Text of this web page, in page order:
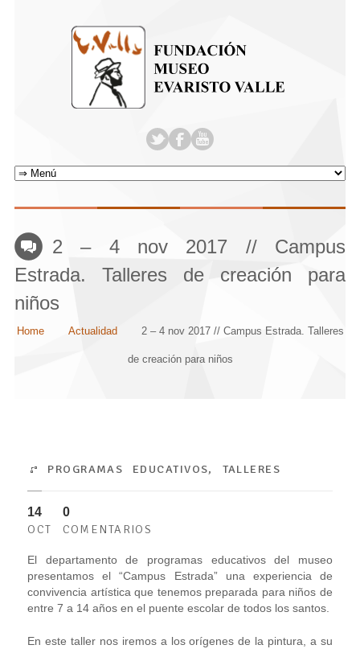
2 – 4 nov 2017 // Campus
Estrada. Talleres de creación para
niños
Home Actualidad 2 – 4 nov 2017 // Campus Estrada. Talleres
de creación para niños
PROGRAMAS EDUCATIVOS, TALLERES
14
OCT
0
COMENTARIOS
El departamento de programas educativos del museo
presentamos el “Campus Estrada” una experiencia de
convivencia artística que tenemos preparada para niños de
entre 7 a 14 años en el puente escolar de todos los santos.
En este taller nos iremos a los orígenes de la pintura, a su